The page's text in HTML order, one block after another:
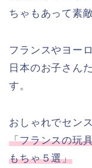
ちゃもあって素
フランスやヨー
日本のお子さん
す。
おしゃれでセン
「フランスの玩
もちゃ５選」